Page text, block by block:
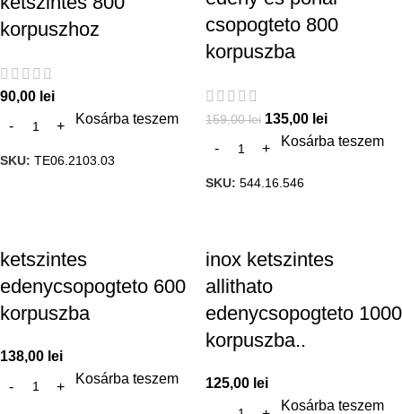
korpuszhoz
90,00 lei
Kosárba teszem
SKU: TE06.2103.03
csopogteto 800
korpuszba
159,00lei 135,00 lei
Kosárba teszem
SKU: 544.16.546
ketszintes
edenycsopogteto 600
korpuszba
138,00 lei
Kosárba teszem
inox ketszintes
allithato
edenycsopogteto 1000
korpuszba..
125,00 lei
Kosárba teszem